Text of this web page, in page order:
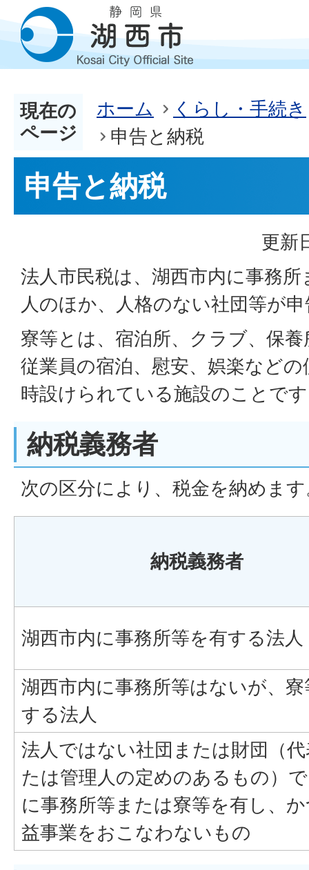
現在の
ページ
ホーム
くらし・手続き
申告と納税
申告と納税
更新
法人市民税は、湖西市内に事務
人のほか、人格のない社団等が
寮等とは、宿泊所、クラブ、保
従業員の宿泊、慰安、娯楽など
時設けられている施設のことで
納税義務者
次の区分により、税金を納めま
納税義務者
湖西市内に事務所等を有する法人
湖西市内に事務所等はないが、
する法人
法人ではない社団または財団（
たは管理人の定めのあるもの）
に事務所等または寮等を有し、
益事業をおこなわないもの